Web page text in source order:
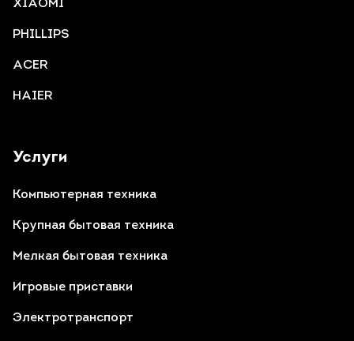
Услуги
Компьютерная техника
Крупная бытовая техника
Мелкая бытовая техника
Игровые приставки
Электротранспорт
XIAOMI
PHILLIPS
ACER
HAIER